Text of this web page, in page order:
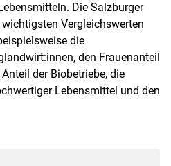
Die Salzburger
Vergleichswerten
die
den Frauenanteil
der Biobetriebe, die
Lebensmittel und den